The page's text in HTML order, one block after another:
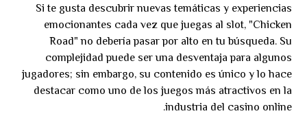
Si te gusta descubrir nuevas temáticas y experiencias
emocionantes cada vez que juegas al slot, "Chicken
Road" no debería pasar por alto en tu búsqueda. Su
complejidad puede ser una desventaja para algunos
jugadores; sin embargo, su contenido es único y lo hace
destacar como uno de los juegos más atractivos en la
industria del casino online.